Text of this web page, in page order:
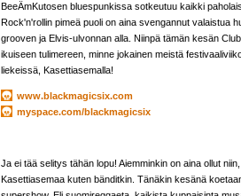
BeeÄmKutosen bluespunkissa sotkeutuu kaikki
Rock'n'rollin pimeä puoli on aina svengannut valaistua
grooven ja Elvis-ulvonnan alla. Niinpä tämän kesän
ikuiseen tulimereen, minne jokainen meistä
liekeissä, Kasettiasemalla!
www.blackmagicsix.com
myspace.com/blackmagicsix
Ja ei tää selitys tähän lopu! Aiemminkin on aina ollut
Kasettiasemaa kuten bänditkin. Tänäkin kesänä